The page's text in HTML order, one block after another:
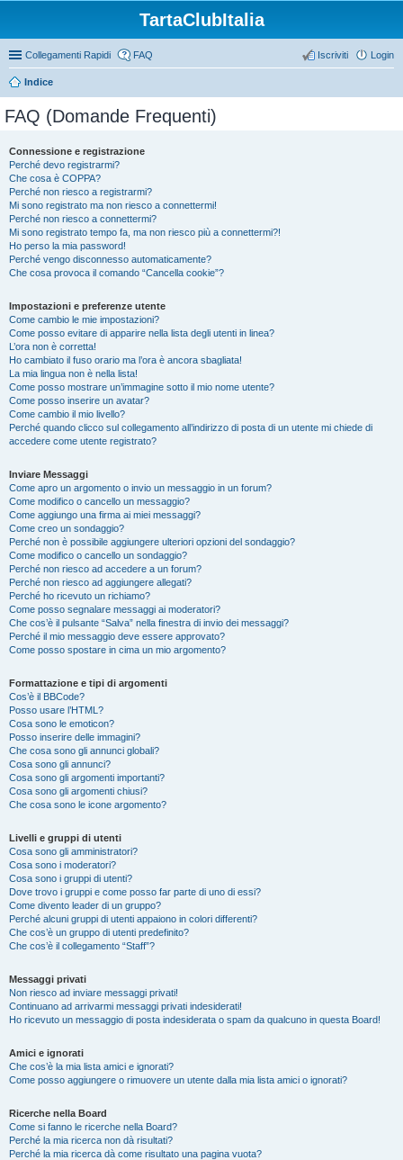
TartaClubItalia
Collegamenti Rapidi FAQ Login
Iscriviti
Indice
FAQ (Domande Frequenti)
Connessione e registrazione
Perché devo registrarmi?
Che cosa è COPPA?
Perché non riesco a registrarmi?
Mi sono registrato ma non riesco a connettermi!
Perché non riesco a connettermi?
Mi sono registrato tempo fa, ma non riesco più a connettermi?!
Ho perso la mia password!
Perché vengo disconnesso automaticamente?
Che cosa provoca il comando “Cancella cookie”?
Impostazioni e preferenze utente
Come cambio le mie impostazioni?
Come posso evitare di apparire nella lista degli utenti in linea?
L’ora non è corretta!
Ho cambiato il fuso orario ma l’ora è ancora sbagliata!
La mia lingua non è nella lista!
Come posso mostrare un’immagine sotto il mio nome utente?
Come posso inserire un avatar?
Come cambio il mio livello?
Perché quando clicco sul collegamento all’indirizzo di posta di un utente mi chiede di
accedere come utente registrato?
Inviare Messaggi
Come apro un argomento o invio un messaggio in un forum?
Come modifico o cancello un messaggio?
Come aggiungo una firma ai miei messaggi?
Come creo un sondaggio?
Perché non è possibile aggiungere ulteriori opzioni del sondaggio?
Come modifico o cancello un sondaggio?
Perché non riesco ad accedere a un forum?
Perché non riesco ad aggiungere allegati?
Perché ho ricevuto un richiamo?
Come posso segnalare messaggi ai moderatori?
Che cos’è il pulsante “Salva” nella finestra di invio dei messaggi?
Perché il mio messaggio deve essere approvato?
Come posso spostare in cima un mio argomento?
Formattazione e tipi di argomenti
Cos’è il BBCode?
Posso usare l’HTML?
Cosa sono le emoticon?
Posso inserire delle immagini?
Che cosa sono gli annunci globali?
Cosa sono gli annunci?
Cosa sono gli argomenti importanti?
Cosa sono gli argomenti chiusi?
Che cosa sono le icone argomento?
Livelli e gruppi di utenti
Cosa sono gli amministratori?
Cosa sono i moderatori?
Cosa sono i gruppi di utenti?
Dove trovo i gruppi e come posso far parte di uno di essi?
Come divento leader di un gruppo?
Perché alcuni gruppi di utenti appaiono in colori differenti?
Che cos’è un gruppo di utenti predefinito?
Che cos’è il collegamento “Staff”?
Messaggi privati
Non riesco ad inviare messaggi privati!
Continuano ad arrivarmi messaggi privati indesiderati!
Ho ricevuto un messaggio di posta indesiderata o spam da qualcuno in questa Board!
Amici e ignorati
Che cos’è la mia lista amici e ignorati?
Come posso aggiungere o rimuovere un utente dalla mia lista amici o ignorati?
Ricerche nella Board
Come si fanno le ricerche nella Board?
Perché la mia ricerca non dà risultati?
Perché la mia ricerca dà come risultato una pagina vuota?